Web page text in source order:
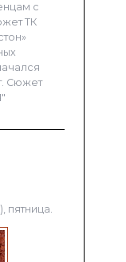
с
ТК
Сюжет
пятница.